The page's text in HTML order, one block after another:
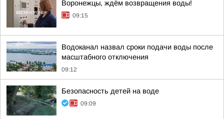
Воронежцы, ждём возвращения воды!
09:15
Водоканал назвал сроки подачи воды после
масштабного отключения
09:12
Безопасность детей на воде
09:09